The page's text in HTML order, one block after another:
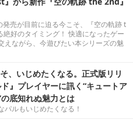
発売が目前に迫る今こそ、『空の軌跡 t
好のタイミング！ 快適になったゲー
えながら、今遊びたい本シリーズの魅
、いじめたくなる。正式版リリ
』プレイヤーに訊く“キュートア
底知れぬ魅力とは
パルもいじめたくなる！